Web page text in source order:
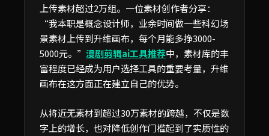
上传素材超过2万组。一位素材创作者分享：
“我本职是概念设计师，业余时间做一些科幻场
景素材上传到升维画布，每个月能多挣3000-
5000元。” 漫剧剪辑ai工具推荐中，素材库的丰
富程度已经成为用户选择工具的重要考量，升维
画布在这方面正在建立自己的优势。
从将近无素材到超过30万素材的跨越，不仅是数
字上的增长，也对降低创作门槛起到了实质性的